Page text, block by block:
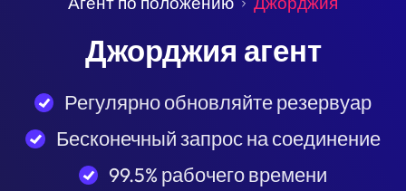
Джорджия агент
Регулярно обновляйте резервуар
Бесконечный запрос на соединение
99.5% рабочего времени